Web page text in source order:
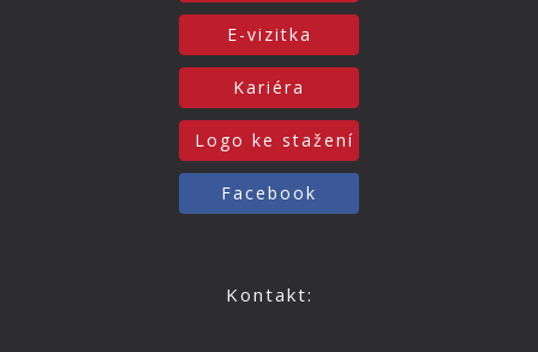
E-vizitka
Kariéra
Logo ke stažení
Facebook
Kontakt: